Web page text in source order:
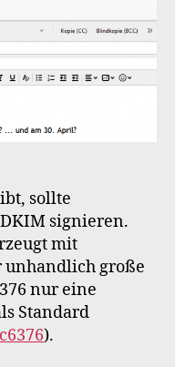
RSA
und
im
via
sollte
signieren.
mit
unhandlich große
nur eine
Standard
).